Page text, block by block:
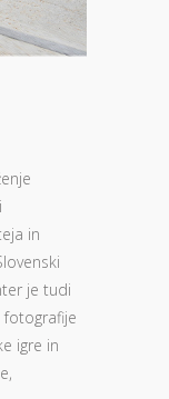
in
je tudi
igre in